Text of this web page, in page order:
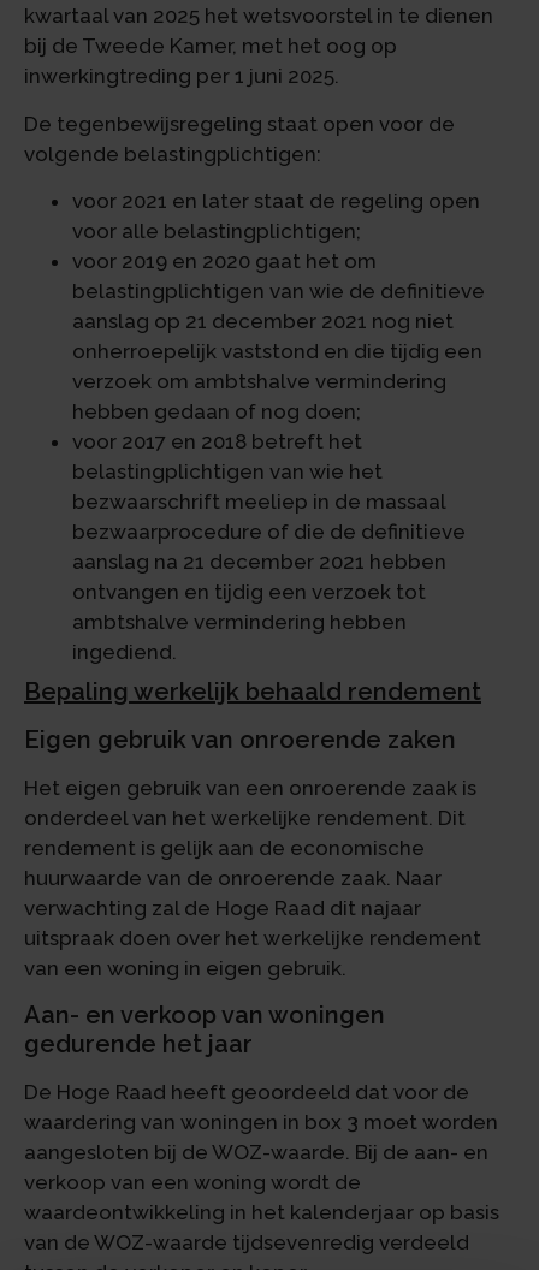
kwartaal van 2025 het wetsvoorstel in te dienen
bij de Tweede Kamer, met het oog op
inwerkingtreding per 1 juni 2025.
De tegenbewijsregeling staat open voor de
volgende belastingplichtigen:
voor 2021 en later staat de regeling open
voor alle belastingplichtigen;
voor 2019 en 2020 gaat het om
belastingplichtigen van wie de definitieve
aanslag op 21 december 2021 nog niet
onherroepelijk vaststond en die tijdig een
verzoek om ambtshalve vermindering
hebben gedaan of nog doen;
voor 2017 en 2018 betreft het
belastingplichtigen van wie het
bezwaarschrift meeliep in de massaal
bezwaarprocedure of die de definitieve
aanslag na 21 december 2021 hebben
ontvangen en tijdig een verzoek tot
ambtshalve vermindering hebben
ingediend.
Bepaling werkelijk behaald rendement
Eigen gebruik van onroerende zaken
Het eigen gebruik van een onroerende zaak is
onderdeel van het werkelijke rendement. Dit
rendement is gelijk aan de economische
huurwaarde van de onroerende zaak. Naar
verwachting zal de Hoge Raad dit najaar
uitspraak doen over het werkelijke rendement
van een woning in eigen gebruik.
Aan- en verkoop van woningen
gedurende het jaar
De Hoge Raad heeft geoordeeld dat voor de
waardering van woningen in box 3 moet worden
aangesloten bij de WOZ-waarde. Bij de aan- en
verkoop van een woning wordt de
waardeontwikkeling in het kalenderjaar op basis
van de WOZ-waarde tijdsevenredig verdeeld